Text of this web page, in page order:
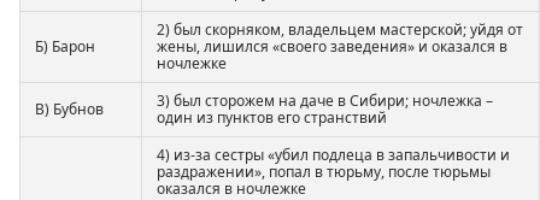
Б) Барон
2) был скорняком, владельцем мастерской; уйдя от
жены, лишился «своего заведения» и оказался в
ночлежке
В) Бубнов
3) был сторожем на даче в Сибири; ночлежка –
один из пунктов его странствий
4) из-за сестры «убил подлеца в запальчивости и
раздражении», попал в тюрьму, после тюрьмы
оказался в ночлежке